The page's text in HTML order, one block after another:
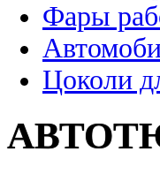
Фары
Цоколи